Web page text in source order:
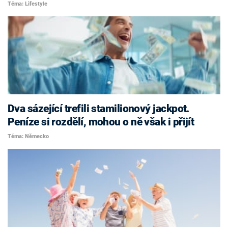
Téma: Lifestyle
Dva sázející trefili stamilionový jackpot.
Peníze si rozdělí, mohou o ně však i přijít
Téma: Německo